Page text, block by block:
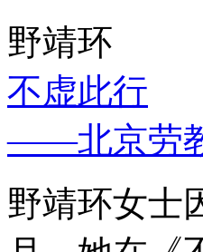
野靖环
不虚此行
——北京劳
野靖环女士